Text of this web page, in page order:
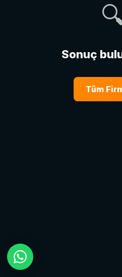
Sonuç
Tüm